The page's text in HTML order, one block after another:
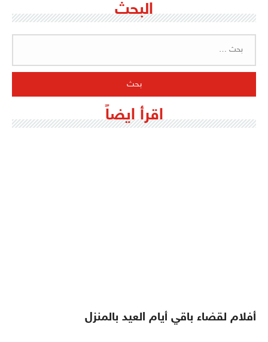
البحث
اقرأ ايضاً
أفلام لقضاء باقي أيام العيد بالمنزل